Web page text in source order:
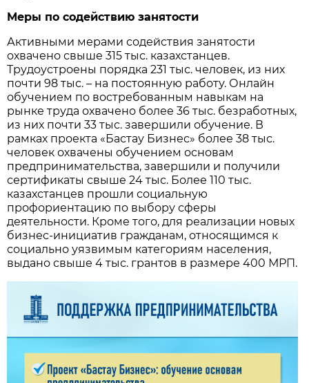
Меры по содействию занятости
Активными мерами содействия занятости
охвачено свыше 315 тыс. казахстанцев.
Трудоустроены порядка 231 тыс. человек, из них
почти 98 тыс. – на постоянную работу. Онлайн
обучением по востребованным навыкам на
рынке труда охвачено более 36 тыс. безработных,
из них почти 33 тыс. завершили обучение. В
рамках проекта «Бастау Бизнес» более 38 тыс.
человек охвачены обучением основам
предпринимательства, завершили и получили
сертификаты свыше 24 тыс. Более 110 тыс.
казахстанцев прошли социальную
профориентацию по выбору сферы
деятельности. Кроме того, для реализации новых
бизнес-инициатив гражданам, относящимся к
социально уязвимым категориям населения,
выдано свыше 4 тыс. грантов в размере 400 МРП.